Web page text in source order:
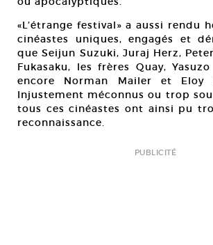
«L’étrange festival» a aussi rendu
cinéastes uniques, engagés et
que Seijun Suzuki, Juraj Herz,
Fukasaku, les frères Quay,
encore Norman Mailer et Eloy
Injustement méconnus ou trop
tous ces cinéastes ont ainsi pu
reconnaissance.
PUBLICITÉ